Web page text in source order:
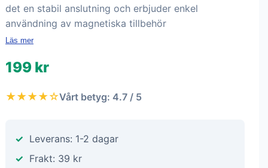
det en stabil anslutning och erbjuder enkel
användning av magnetiska tillbehör
Läs mer
199 kr
★★★★☆Vårt betyg: 4.7 / 5
Leverans: 1-2 dagar
Frakt: 39 kr